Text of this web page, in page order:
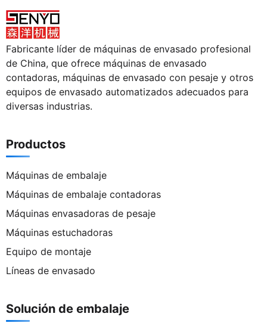
Fabricante líder de máquinas de envasado profesional
de China, que ofrece máquinas de envasado
contadoras, máquinas de envasado con pesaje y otros
equipos de envasado automatizados adecuados para
diversas industrias.
Productos
Máquinas de embalaje
Máquinas de embalaje contadoras
Máquinas envasadoras de pesaje
Máquinas estuchadoras
Equipo de montaje
Líneas de envasado
Solución de embalaje